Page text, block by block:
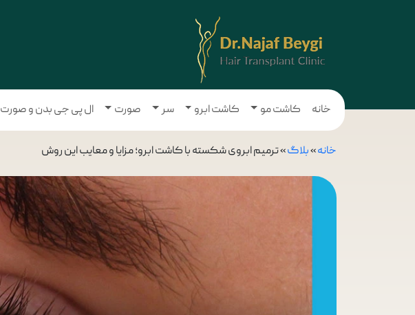
خانه کاشت مو کاشت ابرو سر صورت ال پی جی بدن و صورت
خانه»بلاگ»ترمیم ابروی شکسته با کاشت ابرو؛ مزایا و معایب این روش